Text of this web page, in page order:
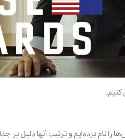
نام برده‌ایم و ترتیب آنها دلیل بر